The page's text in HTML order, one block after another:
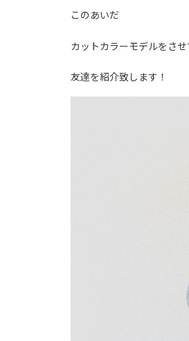
このあいだ
カットカラーモデルをさ
友達を紹介致します！